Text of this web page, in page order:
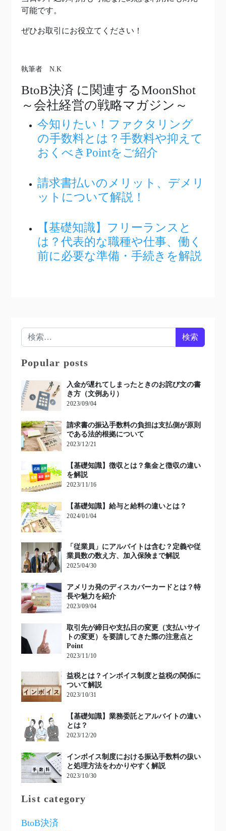
可能です。
ぜひお取引にお役立てください！
執筆者 N.K
BtoB決済 に関連するMoonShot
～会社経営の戦略マガジン～
今知りたい！ファクタリング
の手数料とは？手数料や抑えて
おくべきPointをご紹介
請求書払いのメリット、デメリ
ットについて解説！
【基礎知識】フリーランスと
は？代表的な職種や仕事、働く
前に必要な準備・手続きを解説
検索:
Popular posts
入金が遅れてしまったときのお詫び文の書
き方（文例あり）
2023/09/04
請求書の振込手数料の負担は支払側が原則
である法的根拠について
2023/12/21
【基礎知識】徴収とは？集金と徴収の違い
を解説
2023/11/16
【基礎知識】給与と給料の違いとは？
2024/01/04
「従業員」にアルバイトは含む？定義や従
業員数の数え方、加入保険まで解説
2025/04/30
アメリカ発のディスカバーカードとは？特
長や魅力を紹介
2023/09/04
取引先が締日や支払日の変更（支払いサイ
トの変更）を要請してきた際の注意点と
Point
2023/11/10
益税とは？インボイス制度と益税の関係に
ついて解説
2023/10/31
【基礎知識】業務委託とアルバイトの違い
とは？
2023/12/20
インボイス制度における振込手数料の扱い
と処理方法をわかりやすく解説
2023/10/30
List category
BtoB決済